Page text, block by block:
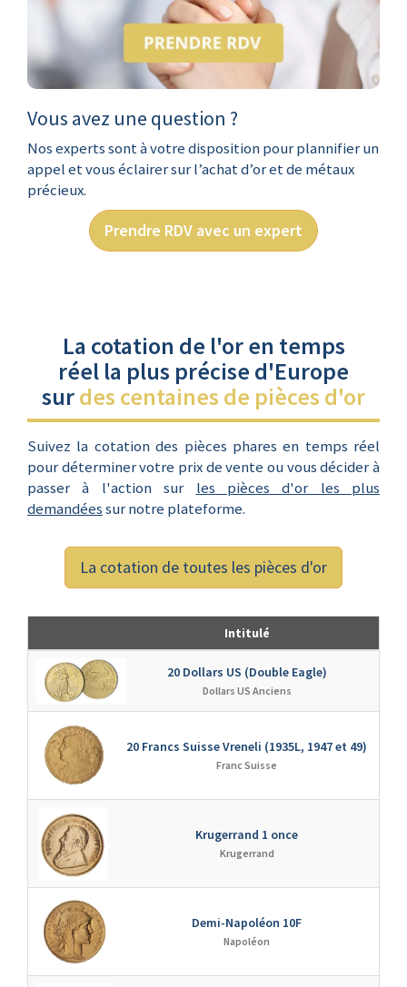
Vous avez une question ?
Nos experts sont à votre disposition pour plannifier un
appel et vous éclairer sur l’achat d’or et de métaux
précieux.
Prendre RDV avec un expert
La cotation de l'or en temps
réel la plus précise d'Europe
surdes centaines de pièces d'or
Suivez la cotation des pièces phares en temps réel
pour déterminer votre prix de vente ou vous décider à
passer à l'action sur les pièces d'or les plus
demandéessur notre plateforme.
La cotation de toutes les pièces d'or
Intitulé
20 Dollars US (Double Eagle)
Dollars US Anciens
20 Francs Suisse Vreneli (1935L, 1947 et 49)
Franc Suisse
Krugerrand 1 once
Krugerrand
Demi-Napoléon 10F
Napoléon